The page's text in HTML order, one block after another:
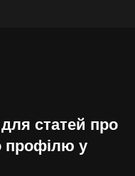
статей про
профілю у